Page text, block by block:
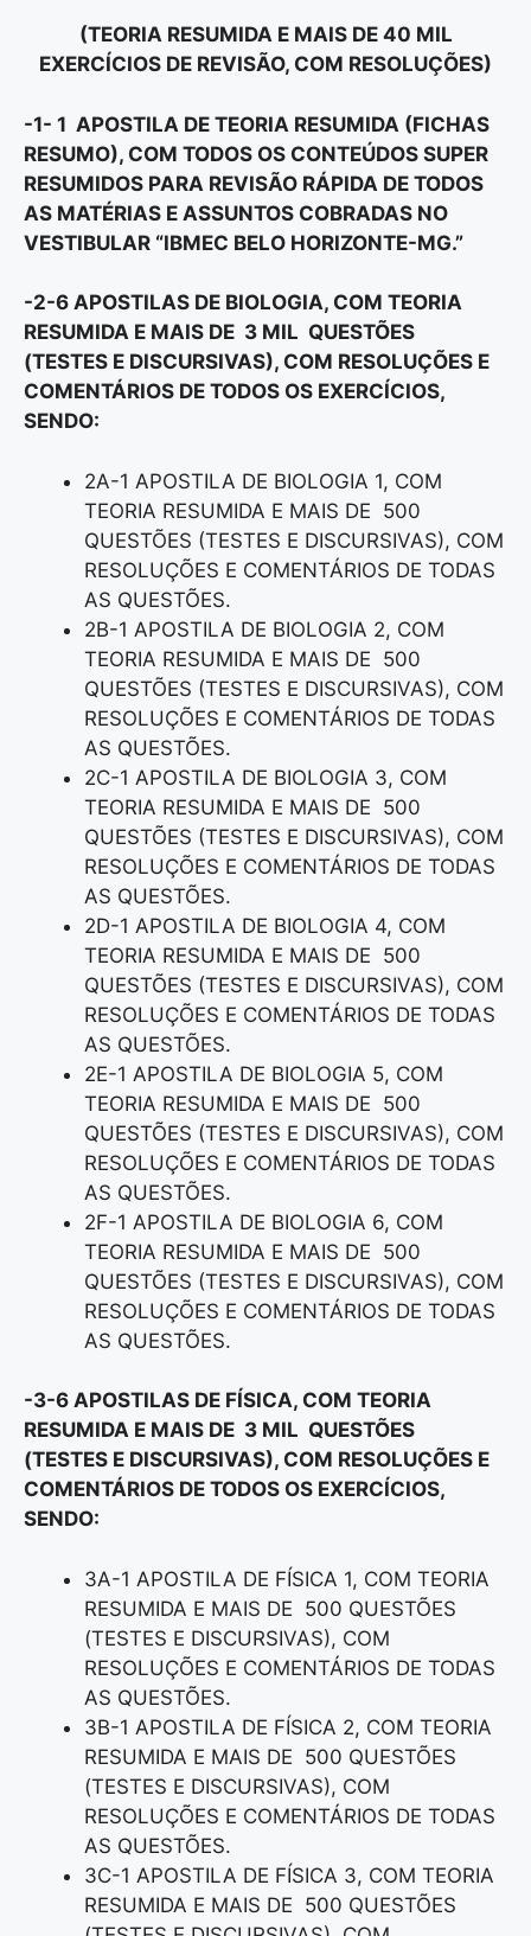
(TEORIA RESUMIDA E MAIS DE 40 MIL
EXERCÍCIOS DE REVISÃO, COM RESOLUÇÕES)
-1- 1 APOSTILA DE TEORIA RESUMIDA (FICHAS
RESUMO), COM TODOS OS CONTEÚDOS SUPER
RESUMIDOS PARA REVISÃO RÁPIDA DE TODOS
AS MATÉRIAS E ASSUNTOS COBRADAS NO
VESTIBULAR “IBMEC BELO HORIZONTE-MG.”
-2-6 APOSTILAS DE BIOLOGIA, COM TEORIA
RESUMIDA E MAIS DE 3 MIL QUESTÕES
(TESTES E DISCURSIVAS), COM RESOLUÇÕES E
COMENTÁRIOS DE TODOS OS EXERCÍCIOS,
SENDO:
2A-1 APOSTILA DE BIOLOGIA 1, COM
TEORIA RESUMIDA E MAIS DE 500
QUESTÕES (TESTES E DISCURSIVAS), COM
RESOLUÇÕES E COMENTÁRIOS DE TODAS
AS QUESTÕES.
2B-1 APOSTILA DE BIOLOGIA 2, COM
TEORIA RESUMIDA E MAIS DE 500
QUESTÕES (TESTES E DISCURSIVAS), COM
RESOLUÇÕES E COMENTÁRIOS DE TODAS
AS QUESTÕES.
2C-1 APOSTILA DE BIOLOGIA 3, COM
TEORIA RESUMIDA E MAIS DE 500
QUESTÕES (TESTES E DISCURSIVAS), COM
RESOLUÇÕES E COMENTÁRIOS DE TODAS
AS QUESTÕES.
2D-1 APOSTILA DE BIOLOGIA 4, COM
TEORIA RESUMIDA E MAIS DE 500
QUESTÕES (TESTES E DISCURSIVAS), COM
RESOLUÇÕES E COMENTÁRIOS DE TODAS
AS QUESTÕES.
2E-1 APOSTILA DE BIOLOGIA 5, COM
TEORIA RESUMIDA E MAIS DE 500
QUESTÕES (TESTES E DISCURSIVAS), COM
RESOLUÇÕES E COMENTÁRIOS DE TODAS
AS QUESTÕES.
2F-1 APOSTILA DE BIOLOGIA 6, COM
TEORIA RESUMIDA E MAIS DE 500
QUESTÕES (TESTES E DISCURSIVAS), COM
RESOLUÇÕES E COMENTÁRIOS DE TODAS
AS QUESTÕES.
-3-6 APOSTILAS DE FÍSICA, COM TEORIA
RESUMIDA E MAIS DE 3 MIL QUESTÕES
(TESTES E DISCURSIVAS), COM RESOLUÇÕES E
COMENTÁRIOS DE TODOS OS EXERCÍCIOS,
SENDO:
3A-1 APOSTILA DE FÍSICA 1, COM TEORIA
RESUMIDA E MAIS DE 500 QUESTÕES
(TESTES E DISCURSIVAS), COM
RESOLUÇÕES E COMENTÁRIOS DE TODAS
AS QUESTÕES.
3B-1 APOSTILA DE FÍSICA 2, COM TEORIA
RESUMIDA E MAIS DE 500 QUESTÕES
(TESTES E DISCURSIVAS), COM
RESOLUÇÕES E COMENTÁRIOS DE TODAS
AS QUESTÕES.
3C-1 APOSTILA DE FÍSICA 3, COM TEORIA
RESUMIDA E MAIS DE 500 QUESTÕES